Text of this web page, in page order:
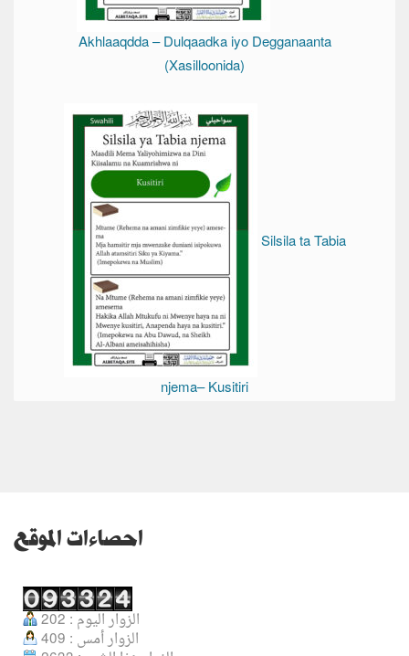
Akhlaaqdda – Dulqaadka iyo Degganaanta
(Xasilloonida)
Silsila ta Tabia
njema– Kusitiri
احصاءات الموقع
الزوار اليوم : 202
الزوار أمس : 409